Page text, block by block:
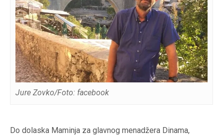
Jure Zovko/Foto: facebook
Do dolaska Maminja za glavnog menadžera Dinama,